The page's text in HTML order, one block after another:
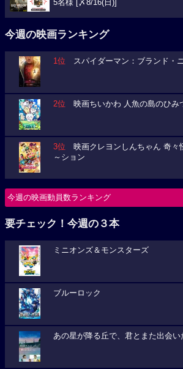
5名様 [〆8/16(日)]
今週の映画ランキング
1位 スパイダーマン：ブランド・
2位 映画ちいかわ 人魚の島のひみ
3位 映画クレヨンしんちゃん 奇々
～ション
今週の映画動員数ランキング
要チェック！今週の３本
ミニオンズ＆モンスターズ
ブルーロック
あの星が降る丘で、君とまた出会い